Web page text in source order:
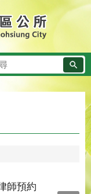
搜
尋
師預約